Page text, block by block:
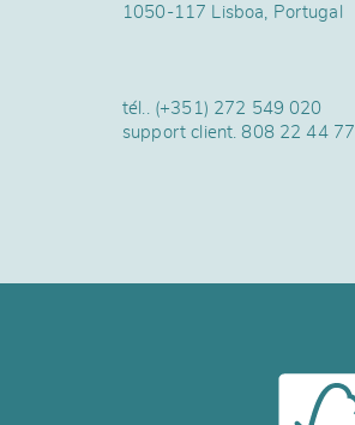
1050-117 Lisboa, Portugal
tél.. (+351) 272 549 020
support client.808 22 44 77